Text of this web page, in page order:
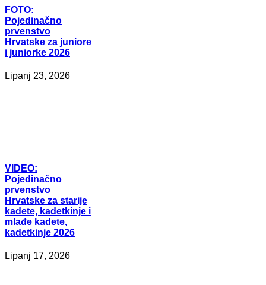
FOTO:
Pojedinačno
prvenstvo
Hrvatske za juniore
i juniorke 2026
Lipanj 23, 2026
VIDEO:
Pojedinačno
prvenstvo
Hrvatske za starije
kadete, kadetkinje i
mlađe kadete,
kadetkinje 2026
Lipanj 17, 2026